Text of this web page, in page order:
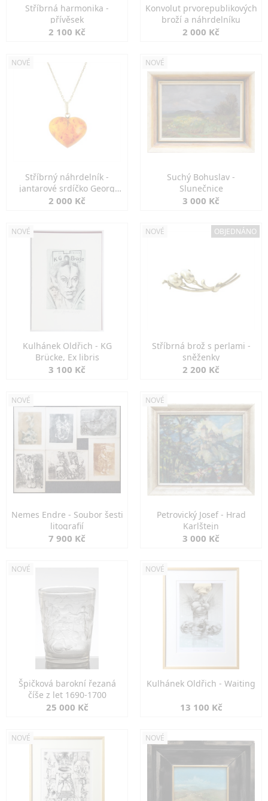
Stříbrná harmonika -
přívěsek
2 100 Kč
Konvolut prvorepublikových
broží a náhrdelníku
2 000 Kč
NOVÉ
Stříbrný náhrdelník -
jantarové srdíčko Georg
Kramer
2 000 Kč
NOVÉ
Suchý Bohuslav -
Slunečnice
3 000 Kč
NOVÉ
Kulhánek Oldřich - KG
Brücke, Ex libris
3 100 Kč
NOVÉ OBJEDNÁNO
Stříbrná brož s perlami -
sněženky
2 200 Kč
NOVÉ
Nemes Endre - Soubor šesti
litografií
7 900 Kč
NOVÉ
Petrovický Josef - Hrad
Karlštejn
3 000 Kč
NOVÉ
Špičková barokní řezaná
číše z let 1690-1700
25 000 Kč
NOVÉ
Kulhánek Oldřich - Waiting
13 100 Kč
NOVÉ NOVÉ